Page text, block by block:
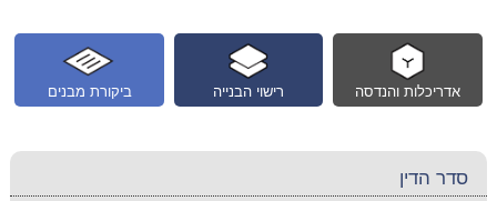
ביקורת מבנים רישוי הבנייה אדריכלות והנדסה
סדר הדין